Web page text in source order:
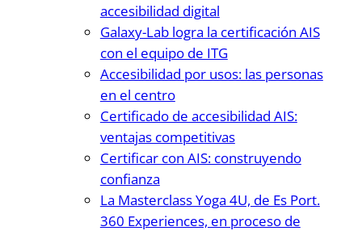
accesibilidad digital
Galaxy-Lab logra la certificación AIS
con el equipo de ITG
Accesibilidad por usos: las personas
en el centro
Certificado de accesibilidad AIS:
ventajas competitivas
Certificar con AIS: construyendo
confianza
La Masterclass Yoga 4U, de Es Port.
360 Experiences, en proceso de